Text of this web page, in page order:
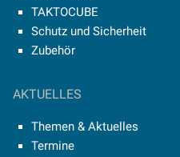
TAKTOCUBE
Schutz und Sicherheit
Zubehör
AKTUELLES
Themen & Aktuelles
Termine